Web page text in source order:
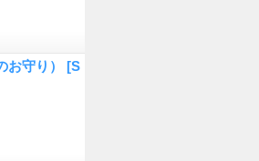
守り） [S